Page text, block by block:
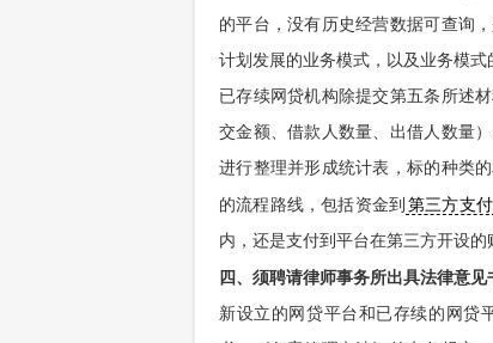
的平台，没有历史经营数据可查询
计划发展的业务模式，以及业务模式
已存续网贷机构除提交第五条所述
交金额、借款人数量、出借人数量
进行整理并形成统计表，标的种类
的流程路线，包括资金到 第三方支付
内，还是支付到平台在第三方开设的
四、须聘请律师事务所出具法律意
新设立的网贷平台和已存续的网贷